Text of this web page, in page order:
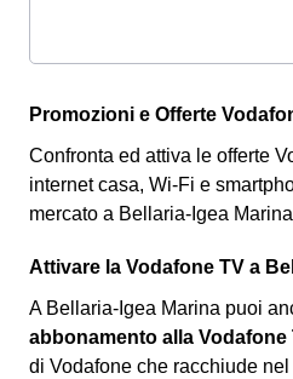
Promozioni e Offerte
Confronta ed attiva le offerte
internet casa, Wi-Fi e
mercato a Bellaria-Igea
Attivare la Vodafone TV a
A Bellaria-Igea Marina puoi
abbonamento alla Vodafone
di Vodafone che racchiude